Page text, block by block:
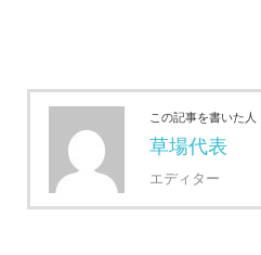
この記事を書いた人
草場代表
エディター